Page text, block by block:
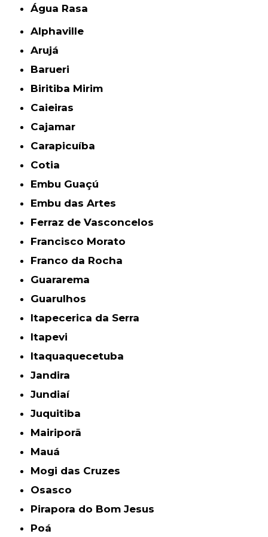
Água Rasa
Alphaville
Arujá
Barueri
Biritiba Mirim
Caieiras
Cajamar
Carapicuíba
Cotia
Embu Guaçú
Embu das Artes
Ferraz de Vasconcelos
Francisco Morato
Franco da Rocha
Guararema
Guarulhos
Itapecerica da Serra
Itapevi
Itaquaquecetuba
Jandira
Jundiaí
Juquitiba
Mairiporã
Mauá
Mogi das Cruzes
Osasco
Pirapora do Bom Jesus
Poá